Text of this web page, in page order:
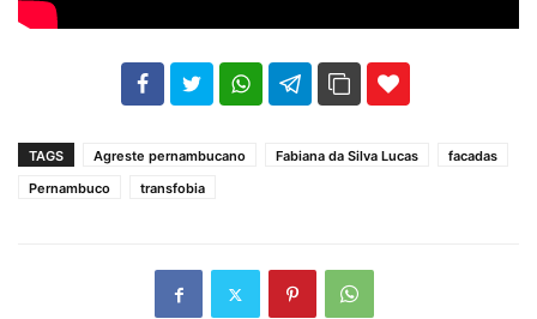
102 35
TAGS Agreste pernambucano Fabiana da Silva Lucas
facadas
Pernambuco
transfobia